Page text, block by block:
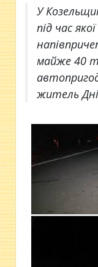
У
під час
майже 40
житель